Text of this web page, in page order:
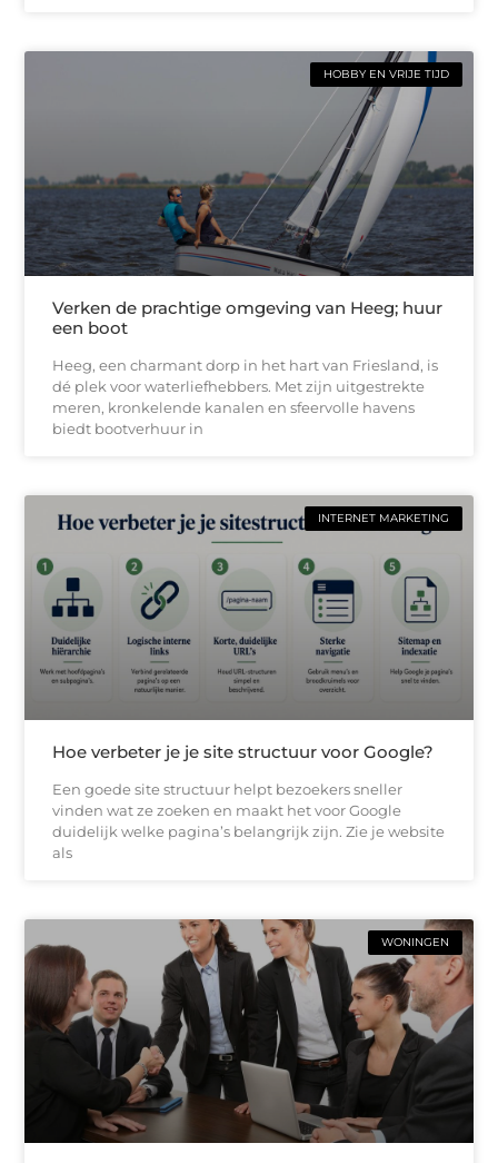
HOBBY EN VRIJE TIJD
Verken de prachtige omgeving van Heeg; huur
een boot
Heeg, een charmant dorp in het hart van Friesland, is
dé plek voor waterliefhebbers. Met zijn uitgestrekte
meren, kronkelende kanalen en sfeervolle havens
biedt bootverhuur in
INTERNET MARKETING
Hoe verbeter je je site structuur voor Google?
Een goede site structuur helpt bezoekers sneller
vinden wat ze zoeken en maakt het voor Google
duidelijk welke pagina’s belangrijk zijn. Zie je website
als
WONINGEN